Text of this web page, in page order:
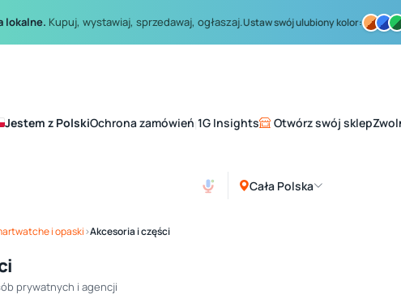
lokalne. Kupuj, wystawiaj, sprzedawaj, ogłaszaj.Ustaw swój ulubiony kolor:
Jestem z PolskiOchrona zamówień 1G Insights Otwórz swój sklep
Cała Polska
i opaski›Akcesoria i części
prywatnych i agencji